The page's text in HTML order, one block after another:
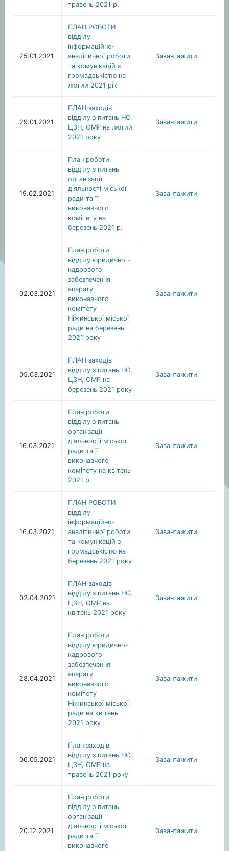
травень 2021 р.
25.01.2021
ПЛАН РОБОТИ
відділу
інформаційно-
аналітичної роботи
та комунікацій з
громадськістю на
лютий 2021 рік
Завантажити
29.01.2021
ПЛАН заходів
відділу з питань НС,
ЦЗН, ОМР на лютий
2021 року
Завантажити
19.02.2021
План роботи
відділу з питань
організації
діяльності міської
ради та її
виконавчого
комітету на
березень 2021 р.
Завантажити
02.03.2021
План роботи
відділу юридично -
кадрового
забезпечення
апарату
виконавчого
комітету
Ніжинської міської
ради на березень
2021 року
Завантажити
05.03.2021
ПЛАН заходів
відділу з питань НС,
ЦЗН, ОМР на
березень 2021 року
Завантажити
16.03.2021
План роботи
відділу з питань
організації
діяльності міської
ради та її
виконавчого
комітету на квітень
2021 р.
Завантажити
16.03.2021
ПЛАН РОБОТИ
відділу
інформаційно-
аналітичної роботи
та комунікацій з
громадськістю на
березень 2021 року
Завантажити
02.04.2021
ПЛАН заходів
відділу з питань НС,
ЦЗН, ОМР на
квітень 2021 року
Завантажити
28.04.2021
План роботи
відділу юридично-
кадрового
забезпечення
апарату
виконавчого
комітету
Ніжинської міської
ради на квітень
2021 року
Завантажити
06.05.2021
План заходів
відділу з питань НС,
ЦЗН, ОМР на
травень 2021 року
Завантажити
20.12.2021
План роботи
відділу з питань
організації
діяльності міської
ради та її
виконавчого
Завантажити